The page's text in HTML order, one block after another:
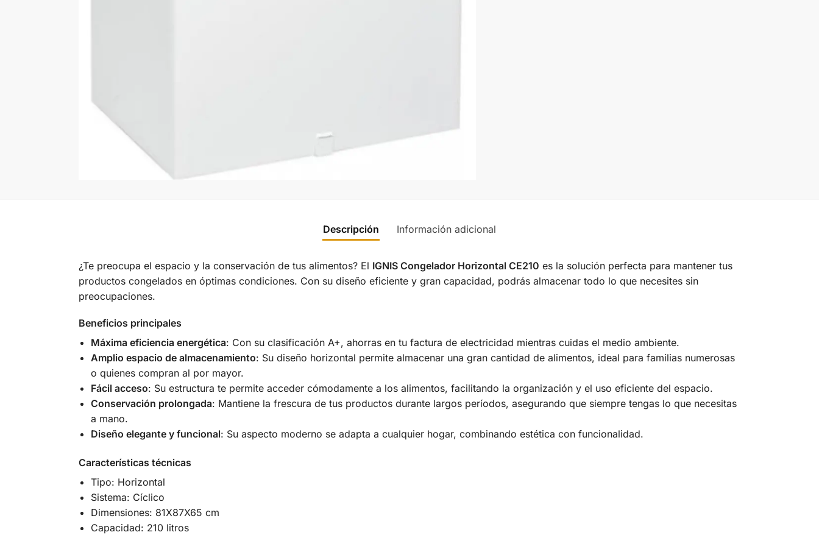
Descripción Información adicional
¿Te preocupa el espacio y la conservación de tus alimentos? El IGNIS Congelador Horizontal CE210 es la solución perfecta para mantener tus
productos congelados en óptimas condiciones. Con su diseño eficiente y gran capacidad, podrás almacenar todo lo que necesites sin
preocupaciones.
Beneficios principales
Máxima eficiencia energética: Con su clasificación A+, ahorras en tu factura de electricidad mientras cuidas el medio ambiente.
Amplio espacio de almacenamiento: Su diseño horizontal permite almacenar una gran cantidad de alimentos, ideal para familias numerosas
o quienes compran al por mayor.
Fácil acceso: Su estructura te permite acceder cómodamente a los alimentos, facilitando la organización y el uso eficiente del espacio.
Conservación prolongada: Mantiene la frescura de tus productos durante largos períodos, asegurando que siempre tengas lo que necesitas
a mano.
Diseño elegante y funcional: Su aspecto moderno se adapta a cualquier hogar, combinando estética con funcionalidad.
Características técnicas
Tipo: Horizontal
Sistema: Cíclico
Dimensiones: 81X87X65 cm
Capacidad: 210 litros